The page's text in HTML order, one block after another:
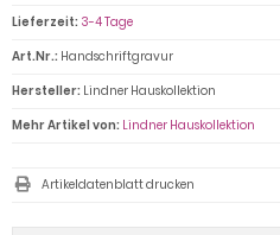
Lieferzeit: 3-4 Tage
Art.Nr.: Handschriftgravur
Hersteller: Lindner Hauskollektion
Mehr Artikel von: Lindner Hauskollektion
Artikeldatenblatt drucken